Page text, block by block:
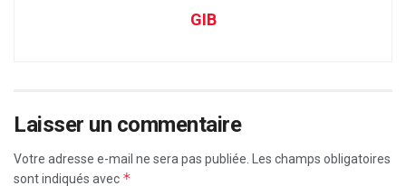
GIB
Laisser un commentaire
Votre adresse e-mail ne sera pas publiée.
Les champs obligatoires
sont indiqués avec *